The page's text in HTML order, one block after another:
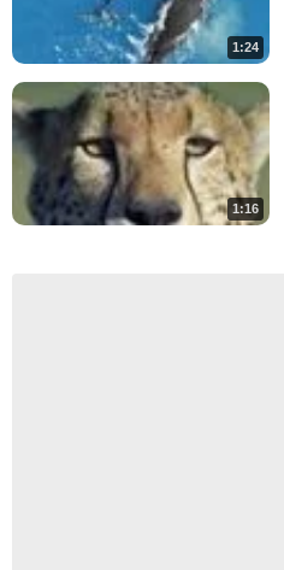
1:24
1:16